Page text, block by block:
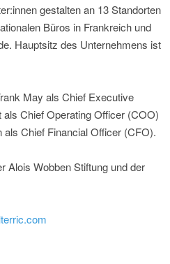
gestalten an 13 Standorten
Büros in Frankreich und
Hauptsitz des Unternehmens ist
May als Chief Executive
Chief Operating Officer (COO)
Chief Financial Officer (CFO).
Alois Wobben Stiftung und der